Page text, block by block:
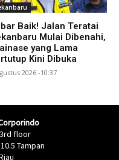
Baik! Jalan Teratai
Mulai Dibenahi,
yang Lama
Kini Dibuka
2026 -10:37
floor
Tampan